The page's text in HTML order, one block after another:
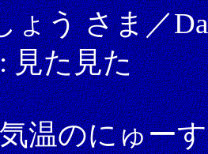
ょう さま／
見た見た
温のにゅー